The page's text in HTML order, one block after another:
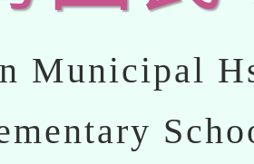
Municipal